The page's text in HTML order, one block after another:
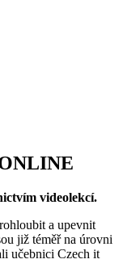
videolekcí.
a upevnit
již téměř na úrovni
učebnici Czech it